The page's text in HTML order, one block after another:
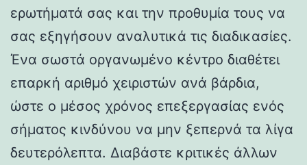
ερωτήματά σας και την προθυμία τους να
σας εξηγήσουν αναλυτικά τις διαδικασίες.
Ένα σωστά οργανωμένο κέντρο διαθέτει
επαρκή αριθμό χειριστών ανά βάρδια,
ώστε ο μέσος χρόνος επεξεργασίας ενός
σήματος κινδύνου να μην ξεπερνά τα λίγα
δευτερόλεπτα. Διαβάστε κριτικές άλλων